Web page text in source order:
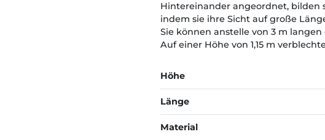
Hintereinander angeordnet, bilden
indem sie ihre Sicht auf große
Sie können anstelle von 3 m
Auf einer Höhe von 1,15 m
Höhe
Länge
Material